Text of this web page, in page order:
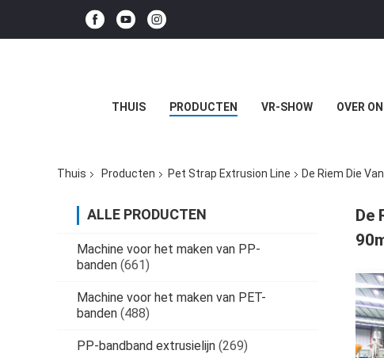
THUIS PRODUCTEN VR-SHOW OVER
Thuis Producten Pet Strap Extrusion Line De Riem Die
ALLE PRODUCTEN
Machine voor het maken van PP-
banden (661)
Machine voor het maken van PET-
banden (488)
PP-bandband extrusielijn (269)
De